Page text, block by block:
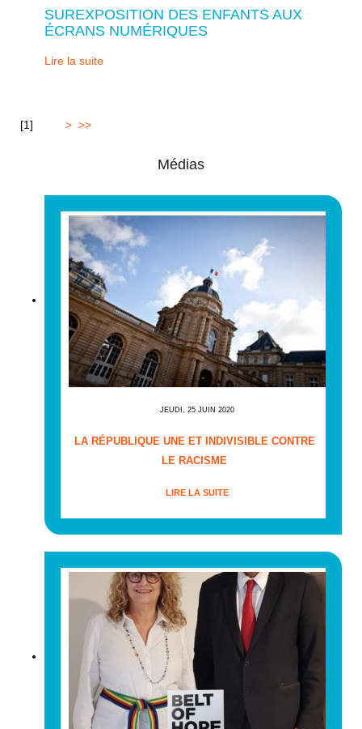
SUREXPOSITION DES ENFANTS AUX
ÉCRANS NUMÉRIQUES
Lire la suite
[1] > >>
Médias
JEUDI, 25 JUIN 2020
LA RÉPUBLIQUE UNE ET INDIVISIBLE CONTRE
LE RACISME
LIRE LA SUITE